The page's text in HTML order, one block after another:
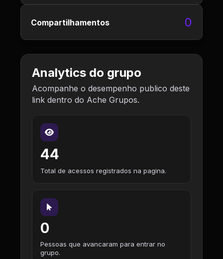
Compartilhamentos 0
Analytics do grupo
Acompanhe o desempenho publico deste
link dentro do Ache Grupos.
44
Total de acessos registrados na pagina.
0
Pessoas que avancaram para entrar no
grupo.